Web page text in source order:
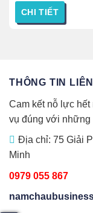
CHI TIẾT
THÔNG TIN
Cam kết nỗ lực hết
vụ đúng với những
Địa chỉ: 75 Giải
Minh
0979 055 867